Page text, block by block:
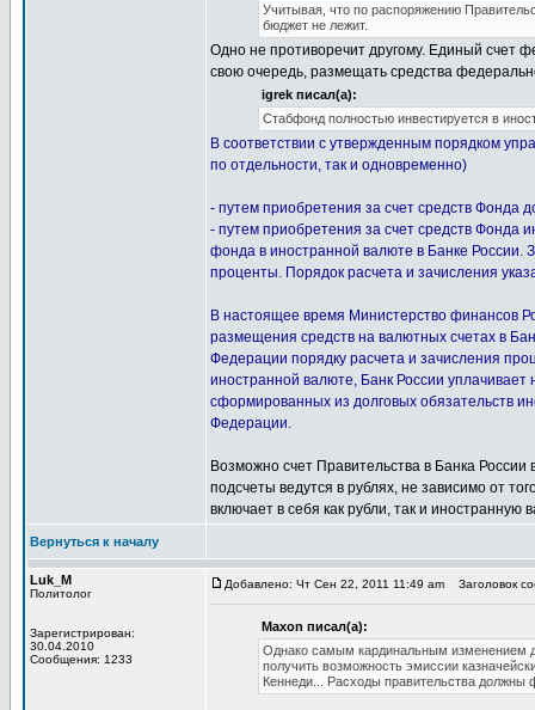
Учитывая, что по распоряжению
бюджет не лежит.
Одно не противоречит другому. Единый счет
свою очередь, размещать средства
igrek писал(а):
Стабфонд полностью инвестируется в
В соответствии с утвержденным порядком
по отдельности, так и одновременно)
- путем приобретения за счет средств Фонда
- путем приобретения за счет средств Фонда
фонда в иностранной валюте в Банке России.
проценты. Порядок расчета и зачисления
В настоящее время Министерство финансов
размещения средств на валютных счетах в
Федерации порядку расчета и зачисления
иностранной валюте, Банк России
сформированных из долговых обязательств
Федерации.
Возможно счет Правительства в Банка России
подсчеты ведутся в рублях, не зависимо от
включает в себя как рубли, так и иностранную
Вернуться к началу
Luk_M
Политолог
Зарегистрирован:
30.04.2010
Сообщения: 1233
Добавлено: Чт Сен 22, 2011 11:49 am Заголовок
Maxon писал(а):
Однако самым кардинальным изменением
получить возможность эмиссии
Кеннеди... Расходы правительства должны